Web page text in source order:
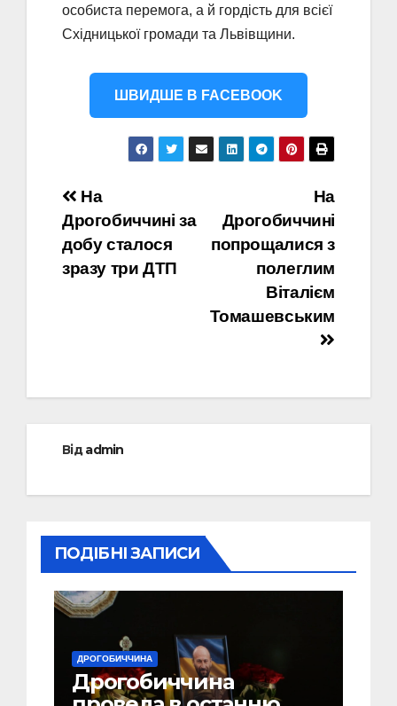
особиста перемога, а й гордість для всієї
Східницької громади та Львівщини.
ШВИДШЕ В FACEBOOK
Навігація
записів
На
Дрогобиччині
попрощалися з
полеглим
Віталієм
Томашевським
На
Дрогобиччині за
добу сталося
зразу три ДТП
Відadmin
ПОДІБНІ ЗАПИСИ
ДРОГОБИЧЧИНА
Дрогобиччина